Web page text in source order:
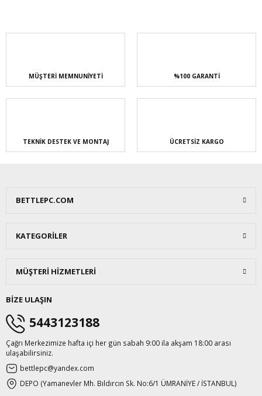
MÜŞTERİ MEMNUNİYETİ %100 GARANTİ
TEKNİK DESTEK VE MONTAJ ÜCRETSİZ KARGO
BETTLEPC.COM
KATEGORİLER
MÜŞTERİ HİZMETLERİ
BİZE ULAŞIN
5443123188
Çağrı Merkezimize hafta içi her gün sabah 9:00 ila akşam 18:00 arası
ulaşabilirsiniz.
bettlepc@yandex.com
DEPO (Yamanevler Mh. Bıldırcın Sk. No:6/1 ÜMRANİYE / İSTANBUL)